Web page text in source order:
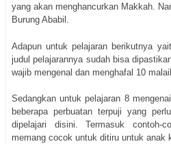
yang akan menghancurkan Makkah.
Burung Ababil.
Adapun untuk pelajaran berikutnya
judul pelajarannya sudah bisa
wajib mengenal dan menghafal 10
Sedangkan untuk pelajaran 8
beberapa perbuatan terpuji yang
dipelajari disini. Termasuk contoh-
memang cocok untuk ditiru untuk anak